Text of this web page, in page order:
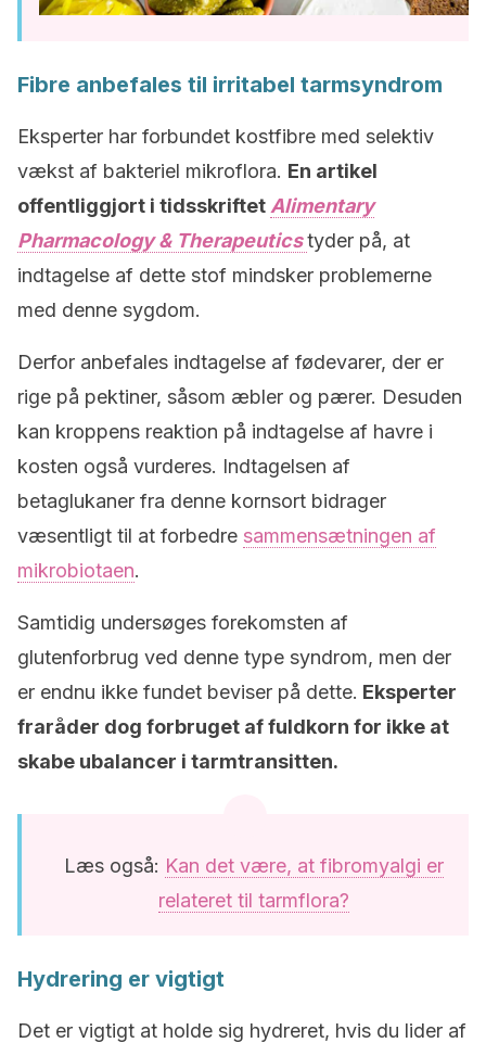
Fibre anbefales til irritabel tarmsyndrom
Eksperter har forbundet kostfibre med selektiv
vækst af bakteriel mikroflora. En artikel
offentliggjort i tidsskriftet Alimentary
Pharmacology & Therapeuticstyder på, at
indtagelse af dette stof mindsker problemerne
med denne sygdom.
Derfor anbefales indtagelse af fødevarer, der er
rige på pektiner, såsom æbler og pærer. Desuden
kan kroppens reaktion på indtagelse af havre i
kosten også vurderes. Indtagelsen af
betaglukaner fra denne kornsort bidrager
væsentligt til at forbedre sammensætningen af
mikrobiotaen.
Samtidig undersøges forekomsten af
glutenforbrug ved denne type syndrom, men der
er endnu ikke fundet beviser på dette. Eksperter
fraråder dog forbruget af fuldkorn for ikke at
skabe ubalancer i tarmtransitten.
Læs også: Kan det være, at fibromyalgi er
relateret til tarmflora?
Hydrering er vigtigt
Det er vigtigt at holde sig hydreret, hvis du lider af